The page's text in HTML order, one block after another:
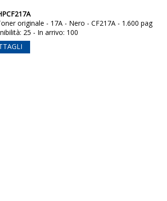
originale - 17A - Nero - CF217A - 1.600 pag
25 - In arrivo: 100